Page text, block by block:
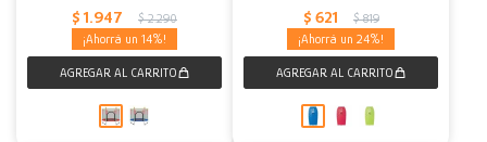
$ 1.947 $ 2.290
14
$ 621 $ 819
24